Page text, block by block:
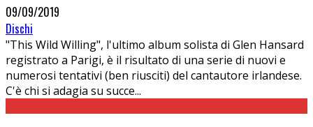
09/09/2019
Dischi
"This Wild Willing", l'ultimo album solista di Glen Hansard
registrato a Parigi, è il risultato di una serie di nuovi e
numerosi tentativi (ben riusciti) del cantautore irlandese.
C'è chi si adagia su succe...